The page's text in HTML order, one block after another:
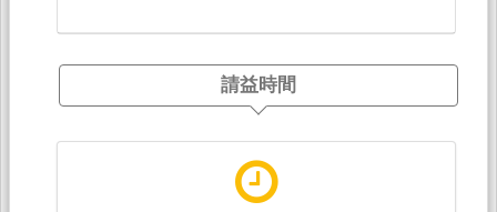
請益時間